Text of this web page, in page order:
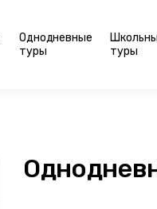
Однодневные
туры
туры